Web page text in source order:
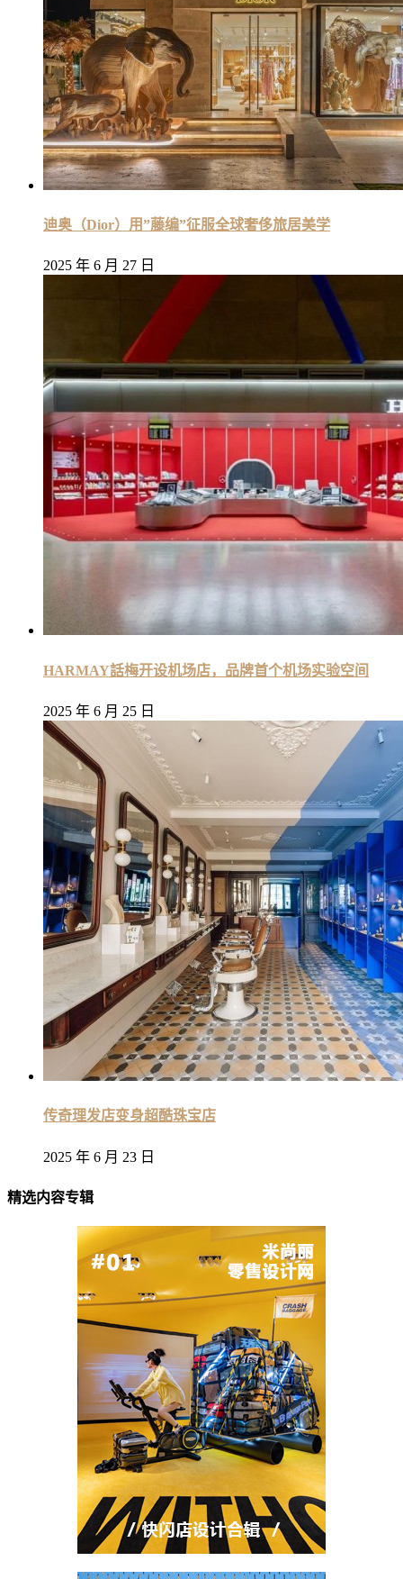
迪奥（Dior）用”藤编”征服全球奢侈旅居美学
2025 年 6 月 27 日
HARMAY話梅开设机场店，品牌首个机场实验空间
2025 年 6 月 25 日
传奇理发店变身超酷珠宝店
2025 年 6 月 23 日
精选内容专辑